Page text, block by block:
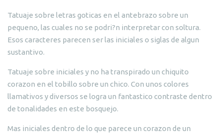
Tatuaje sobre letras goticas en el antebrazo sobre un
pequeno, las cuales no se podri?n interpretar con soltura.
Esos caracteres parecen ser las iniciales o siglas de algun
sustantivo.
Tatuaje sobre iniciales y no ha transpirado un chiquito
corazon en el tobillo sobre un chico. Con unos colores
llamativos y diversos se logra un fantastico contraste dentro
de tonalidades en este bosquejo.
Mas iniciales dentro de lo que parece un corazon de un